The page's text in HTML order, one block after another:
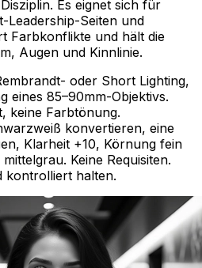
Es eignet sich für
Leadership-Seiten und
Farbkonflikte und hält die
Augen und Kinnlinie.
oder Short Lighting,
eines 85–90mm-Objektivs.
keine Farbtönung.
konvertieren, eine
Klarheit +10, Körnung fein
Keine Requisiten.
kontrolliert halten.